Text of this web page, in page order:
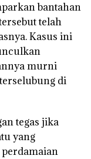
bantahan
telah
Kasus ini
murni
di
tegas jika
yang